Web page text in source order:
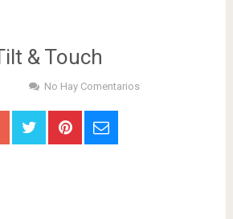
& Touch
No Hay Comentarios